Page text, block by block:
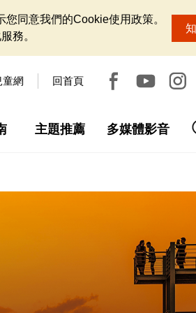
同意我們的Cookie使用政策。
務。
童網 回首頁
主題推薦 多媒體影音